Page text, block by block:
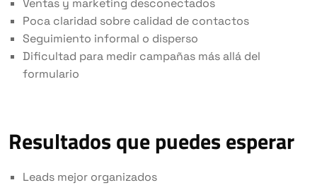
Poca claridad sobre calidad de contactos
Seguimiento informal o disperso
Dificultad para medir campañas más allá del
formulario
Resultados que puedes esperar
Leads mejor organizados